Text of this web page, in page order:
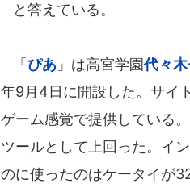
と答えている。
「 ぴあ 」は高宮学園代々
年9月4日に開設した。サイ
ゲーム感覚で提供している
ツールとして上回った。イ
のに使ったのはケータイが